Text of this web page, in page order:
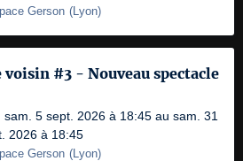
Gerson (Lyon)
voisin #3 - Nouveau spectacle
sam. 5 sept. 2026 à 18:45 au sam. 31
2026 à 18:45
Gerson (Lyon)